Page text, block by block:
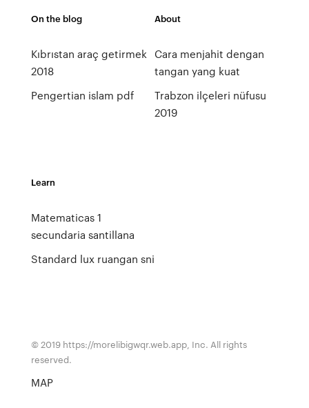
On the blog
Kıbrıstan araç getirmek
2018
Pengertian islam pdf
About
Cara menjahit dengan
tangan yang kuat
Trabzon ilçeleri nüfusu
2019
Learn
Matematicas 1
secundaria santillana
Standard lux ruangan sni
© 2019 https://morelibigwqr.web.app, Inc. All rights
reserved.
MAP